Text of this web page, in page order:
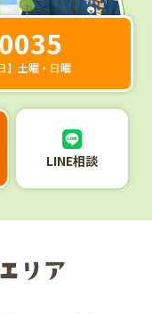
】土曜・日曜
LINE相談